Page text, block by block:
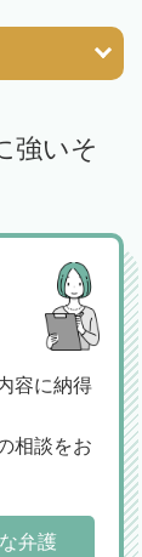
強いそ
容に納得
相談をお
弁護